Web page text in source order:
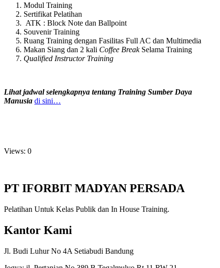
Modul Training
Sertifikat Pelatihan
ATK : Block Note dan Ballpoint
Souvenir Training
Ruang Training dengan Fasilitas Full AC dan Multimedia
Makan Siang dan 2 kali Coffee Break Selama Training
Qualified Instructor Training
Lihat jadwal selengkapnya tentang Training Sumber Daya
Manusia di sini…
Views: 0
PT IFORBIT MADYAN PERSADA
Pelatihan Untuk Kelas Publik dan In House Training.
Kantor Kami
Jl. Budi Luhur No 4A Setiabudi Bandung